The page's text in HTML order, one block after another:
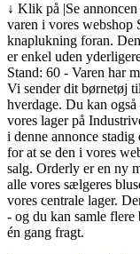
↓ Klik på |Se
varen i vores webshop
knaplukning foran.
er enkel uden
Stand: 60 - Varen har
Vi sender dit børnetøj
hverdage. Du kan
vores lager på
i denne annonce
for at se den i vores
salg. Orderly er en ny
alle vores sælgeres
vores centrale lager.
- og du kan samle
én gang fragt.